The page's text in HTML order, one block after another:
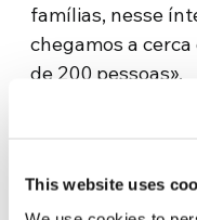
This website uses
famílias, nesse
chegamos a
de 200 pessoas».
Claro, esse
desencadeia um
«Iniciamos esse